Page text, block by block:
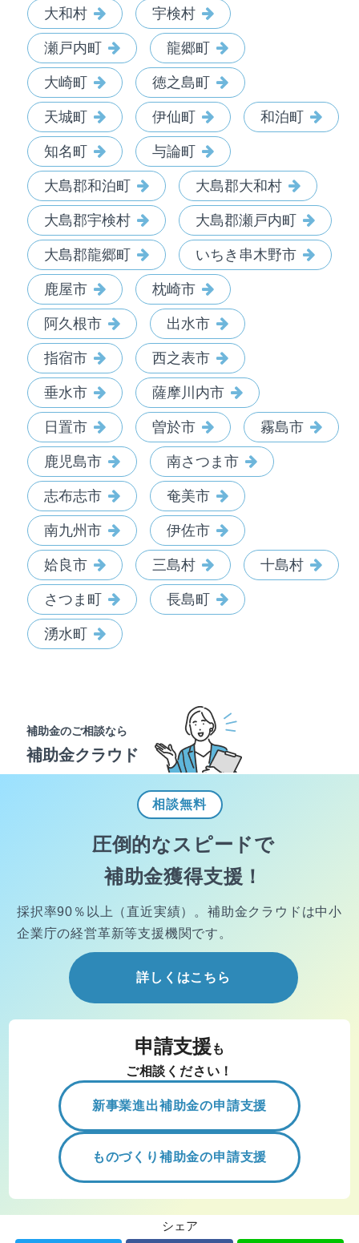
大和村 宇検村
瀬戸内町 龍郷町
大崎町 徳之島町
天城町 伊仙町 和泊町
知名町 与論町
大島郡和泊町 大島郡大和村
大島郡宇検村 大島郡瀬戸内町
大島郡龍郷町 いちき串木野市
鹿屋市 枕崎市
阿久根市 出水市
指宿市 西之表市
垂水市 薩摩川内市
日置市 曽於市 霧島市
鹿児島市 南さつま市
志布志市 奄美市
南九州市 伊佐市
姶良市 三島村 十島村
さつま町 長島町
湧水町
補助金のご相談なら
補助金クラウド
相談無料
圧倒的なスピードで
補助金獲得支援！
採択率90％以上（直近実績）。 補助金クラウドは中小
企業庁の経営革新等支援機関です。
詳しくはこちら
申請支援 も
ご相談ください！
新事業進出補助金の申請支援
ものづくり補助金の申請支援
シェア